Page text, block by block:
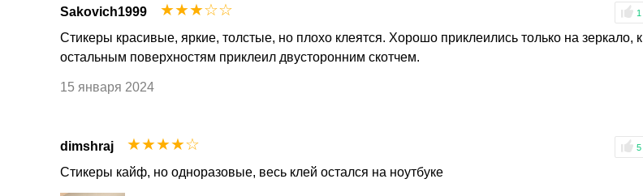
Sakovich1999 1
☆
☆
☆
☆
☆
Стикеры красивые, яркие, толстые, но плохо клеятся. Хорошо приклеились только на зеркало, к
остальным поверхностям приклеил двусторонним скотчем.
15 января 2024
dimshraj 5
☆
☆
☆
☆
☆
Стикеры кайф, но одноразовые, весь клей остался на ноутбуке